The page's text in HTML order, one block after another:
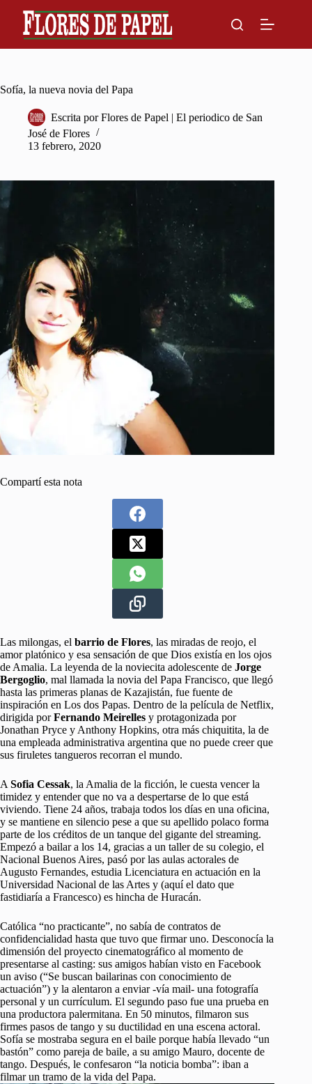
content
Sofía, la nueva novia del Papa
Escrita por Flores de Papel | El periodico de San
José de Flores
13 febrero, 2020
Compartí esta nota
Las milongas, el barrio de Flores, las miradas de reojo, el
amor platónico y esa sensación de que Dios existía en los ojos
de Amalia. La leyenda de la noviecita adolescente de Jorge
Bergoglio, mal llamada la novia del Papa Francisco, que llegó
hasta las primeras planas de Kazajistán, fue fuente de
inspiración en Los dos Papas. Dentro de la película de Netflix,
dirigida porFernando Meirelles y protagonizada por
Jonathan Pryce y Anthony Hopkins, otra más chiquitita, la de
una empleada administrativa argentina que no puede creer que
sus firuletes tangueros recorran el mundo.
A Sofia Cessak, la Amalia de la ficción, le cuesta vencer la
timidez y entender que no va a despertarse de lo que está
viviendo. Tiene 24 años, trabaja todos los días en una oficina,
y se mantiene en silencio pese a que su apellido polaco forma
parte de los créditos de un tanque del gigante del streaming.
Empezó a bailar a los 14, gracias a un taller de su colegio, el
Nacional Buenos Aires, pasó por las aulas actorales de
Augusto Fernandes, estudia Licenciatura en actuación en la
Universidad Nacional de las Artes y (aquí el dato que
fastidiaría a Francesco) es hincha de Huracán.
Católica “no practicante”, no sabía de contratos de
confidencialidad hasta que tuvo que firmar uno. Desconocía la
dimensión del proyecto cinematográfico al momento de
presentarse al casting: sus amigos habían visto en Facebook
un aviso (“Se buscan bailarinas con conocimiento de
actuación”) y la alentaron a enviar -vía mail- una fotografía
personal y un currículum. El segundo paso fue una prueba en
una productora palermitana. En 50 minutos, filmaron sus
firmes pasos de tango y su ductilidad en una escena actoral.
Sofía se mostraba segura en el baile porque había llevado “un
bastón” como pareja de baile, a su amigo Mauro, docente de
tango. Después, le confesaron “la noticia bomba”: iban a
filmar un tramo de la vida del Papa.